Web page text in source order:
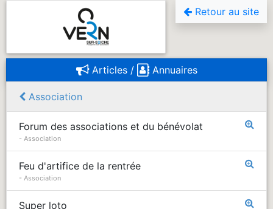
Retour au site
Articles / Annuaires
Association
Forum des associations et du bénévolat
- Association
Feu d'artifice de la rentrée
- Association
Super loto